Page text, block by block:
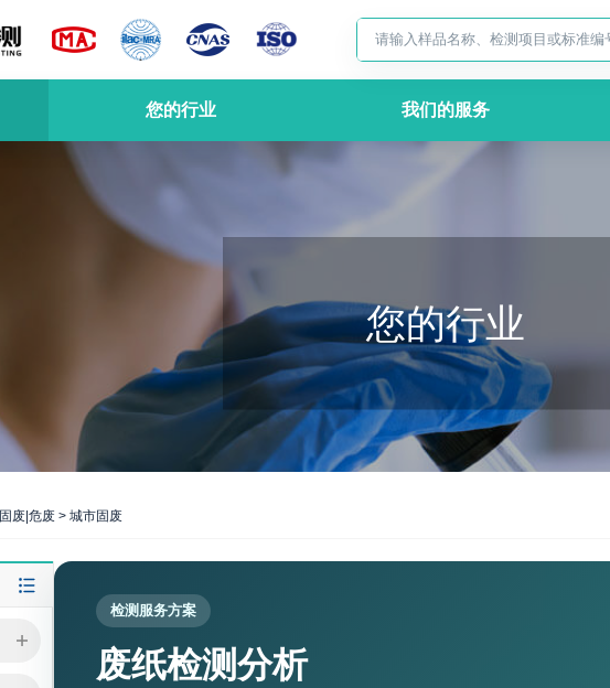
您的行业 我们的服务
您的行业
固废|危废 > 城市固废
检测服务方案
废纸检测分析